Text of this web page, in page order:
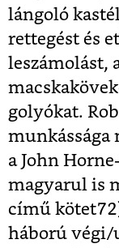
lángoló
rettegést és
leszámolást,
golyókat.
munkássága
a John
magyarul is
című kötet72
háború